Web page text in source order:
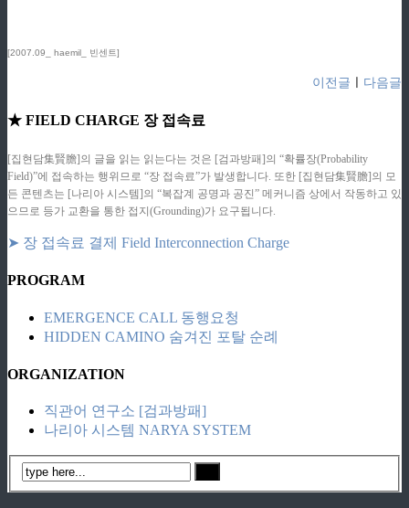
[2007.09_ haemil_ 빈센트]
이전글 다음글
★ FIELD CHARGE 장 접속료
[집현담集賢膽]의 글을 읽는 읽는다는 것은 [검과방패]의 “확률장(Probability
Field)”에 접속하는 행위므로 “장 접속료”가 발생합니다. 또한 [집현담集賢膽]의 모
든 콘텐츠는 [나리아 시스템]의 “복잡계 공명과 공진” 메커니즘 상에서 작동하고 있
으므로 등가 교환을 통한 접지(Grounding)가 요구됩니다.
➤ 장 접속료 결제 Field Interconnection Charge
PROGRAM
EMERGENCE CALL 동행요청
HIDDEN CAMINO 숨겨진 포탈 순례
ORGANIZATION
직관어 연구소 [검과방패]
나리아 시스템 NARYA SYSTEM